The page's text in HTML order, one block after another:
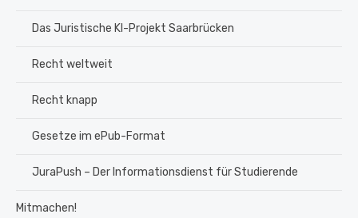
Das Juristische KI-Projekt Saarbrücken
Recht weltweit
Recht knapp
Gesetze im ePub-Format
JuraPush – Der Informationsdienst für Studierende
Mitmachen!